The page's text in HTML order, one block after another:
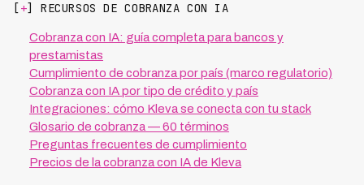
[+] RECURSOS DE COBRANZA CON IA
Cobranza con IA: guía completa para bancos y
prestamistas
Cumplimiento de cobranza por país (marco regulatorio)
Cobranza con IA por tipo de crédito y país
Integraciones: cómo Kleva se conecta con tu stack
Glosario de cobranza — 60 términos
Preguntas frecuentes de cumplimiento
Precios de la cobranza con IA de Kleva